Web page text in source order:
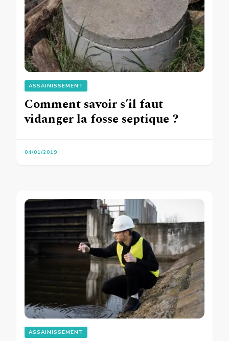
ASSAINISSEMENT
Comment savoir s’il faut
vidanger la fosse septique ?
04/01/2019
ASSAINISSEMENT